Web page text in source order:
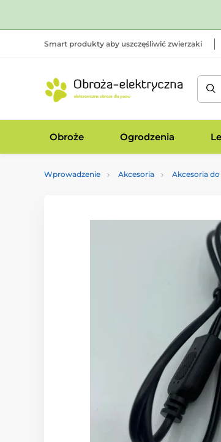
Smart produkty aby uszczęśliwić zwierzaki
Obroże Ogrodzenia
Wprowadzenie Akcesoria Akcesoria